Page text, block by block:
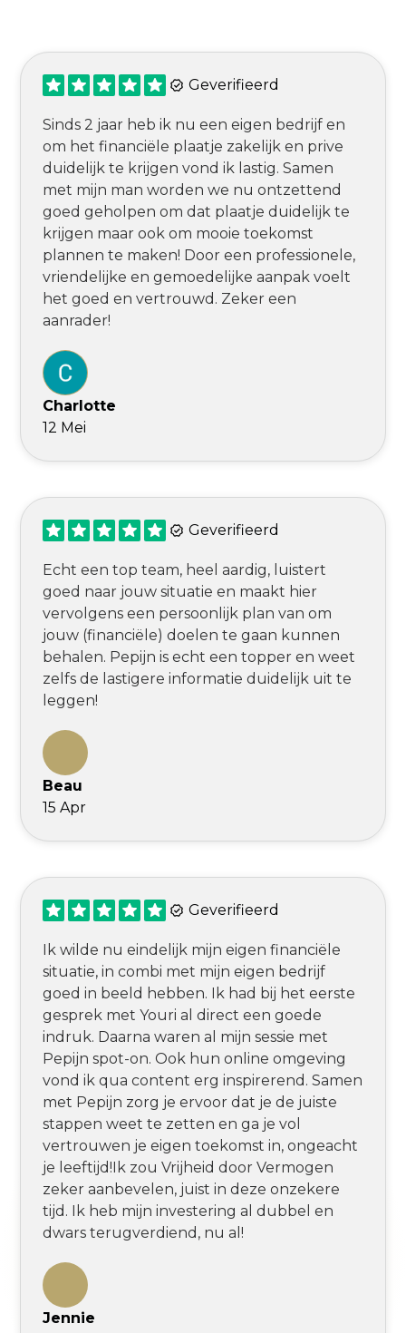
Geverifieerd
Sinds 2 jaar heb ik nu een eigen bedrijf en
om het financiële plaatje zakelijk en prive
duidelijk te krijgen vond ik lastig. Samen
met mijn man worden we nu ontzettend
goed geholpen om dat plaatje duidelijk te
krijgen maar ook om mooie toekomst
plannen te maken! Door een professionele,
vriendelijke en gemoedelijke aanpak voelt
het goed en vertrouwd. Zeker een
aanrader!
Charlotte
12 Mei
Geverifieerd
Echt een top team, heel aardig, luistert
goed naar jouw situatie en maakt hier
vervolgens een persoonlijk plan van om
jouw (financiële) doelen te gaan kunnen
behalen. Pepijn is echt een topper en weet
zelfs de lastigere informatie duidelijk uit te
leggen!
Beau
15 Apr
Geverifieerd
Ik wilde nu eindelijk mijn eigen financiële
situatie, in combi met mijn eigen bedrijf
goed in beeld hebben. Ik had bij het eerste
gesprek met Youri al direct een goede
indruk. Daarna waren al mijn sessie met
Pepijn spot-on. Ook hun online omgeving
vond ik qua content erg inspirerend. Samen
met Pepijn zorg je ervoor dat je de juiste
stappen weet te zetten en ga je vol
vertrouwen je eigen toekomst in, ongeacht
je leeftijd!Ik zou Vrijheid door Vermogen
zeker aanbevelen, juist in deze onzekere
tijd. Ik heb mijn investering al dubbel en
dwars terugverdiend, nu al!
Jennie